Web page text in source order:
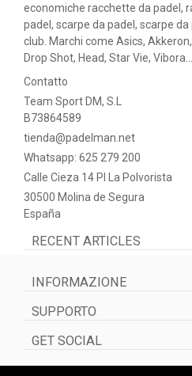
economiche racchette da padel,
padel, scarpe da padel, scarpe
club. Marchi come Asics,
Drop Shot, Head, Star Vie, Vibora...
Contatto
Team Sport DM, S.L
B73864589
tienda@padelman.net
Whatsapp: 625 279 200
Calle Cieza 14 PI La Polvorista
30500 Molina de Segura
España
RECENT ARTICLES
INFORMAZIONE
SUPPORTO
GET SOCIAL